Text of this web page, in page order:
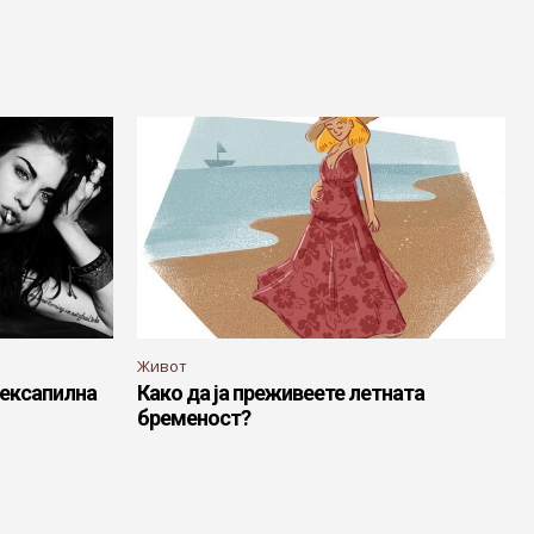
Живот
Како да ја преживеете летната
бременост?